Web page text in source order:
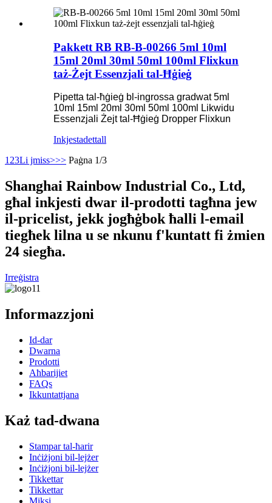
Pakkett RB RB-B-00266 5ml 10ml
15ml 20ml 30ml 50ml 100ml Flixkun
taż-Żejt Essenzjali tal-Ħġieġ
Pipetta tal-ħġieġ bl-ingrossa gradwat 5ml
10ml 15ml 20ml 30ml 50ml 100ml Likwidu
Essenzjali Żejt tal-Ħġieġ Dropper Flixkun
Inkjestadettall
1 23Li jmiss>>> Paġna 1/3
Shanghai Rainbow Industrial Co., Ltd,
għal inkjesti dwar il-prodotti tagħna jew
il-pricelist, jekk jogħġbok ħalli l-email
tiegħek lilna u se nkunu f'kuntatt fi żmien
24 siegħa.
Irreġistra
Informazzjoni
Id-dar
Dwarna
Prodotti
Aħbarijiet
FAQs
Ikkuntattjana
Każ tad-dwana
Stampar tal-ħarir
Inċiżjoni bil-lejżer
Inċiżjoni bil-lejżer
Tikkettar
Tikkettar
Miksi